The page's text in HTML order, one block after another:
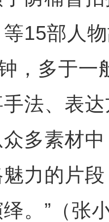
等15部人
，多于一
法、表
多素材
力的片
。”（张